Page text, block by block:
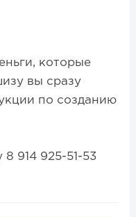
которые
вы сразу
по созданию
914 925-51-53